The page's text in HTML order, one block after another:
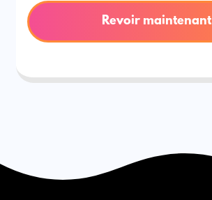
Revoir maintenant